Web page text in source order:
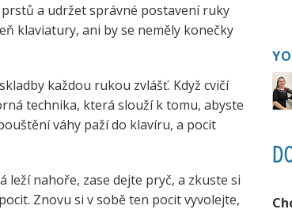
a udržet správné postavení ruky
klaviatury, ani by se neměly konečky
každou rukou zvlášť. Když cvičí
technika, která slouží k tomu, abyste
váhy paží do klavíru, a pocit
nahoře, zase dejte pryč, a zkuste si
Znovu si v sobě ten pocit vyvolejte,